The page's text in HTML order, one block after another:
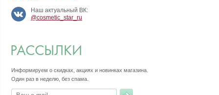
Наш актуальный ВК:
@cosmetic_star_ru
РАССЫЛКИ
Информируем о скидках, акциях и новинках магазина.
Один раз в неделю, без спама.